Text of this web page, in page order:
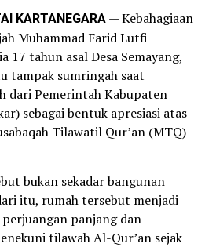
KARTANEGARA— Kebahagiaan
Muhammad Farid Lutfi
17 tahun asal Desa Semayang,
tampak sumringah saat
dari Pemerintah Kabupaten
sebagai bentuk apresiasi atas
Tilawatil Qur’an (MTQ)
bukan sekadar bangunan
itu, rumah tersebut menjadi
panjang dan
tilawah Al-Qur’an sejak